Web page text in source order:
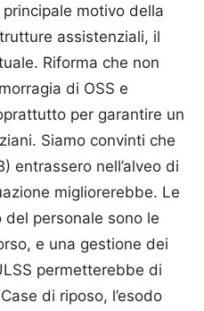
motivo della
assistenziali, il
Riforma che non
di OSS e
per garantire un
Siamo convinti che
entrassero nell’alveo di
migliorerebbe. Le
personale sono le
e una gestione dei
permetterebbe di
di riposo, l’esodo